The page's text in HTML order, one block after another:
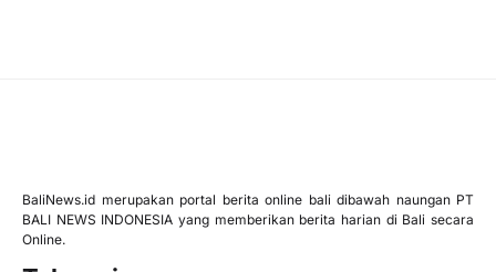
BaliNews.id merupakan portal berita online bali dibawah naungan PT
BALI NEWS INDONESIA yang memberikan berita harian di Bali secara
Online.